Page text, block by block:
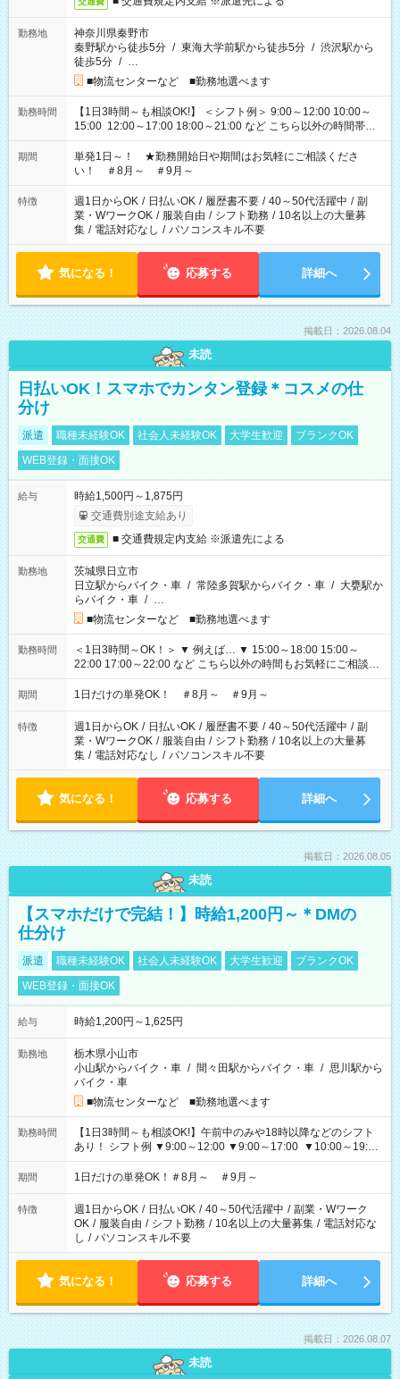
勤務地
神奈川県秦野市
秦野駅から徒歩5分 / 東海大学前駅から徒歩5分 / 渋沢駅から
徒歩5分 / …
■物流センターなど ■勤務地選べます
勤務時間
【1日3時間～も相談OK!】 ＜シフト例＞ 9:00～12:00 10:00～
15:00 12:00～17:00 18:00～21:00 など こちら以外の時間帯も
お気軽にご相談ください！
期間
単発1日～！ ★勤務開始日や期間はお気軽にご相談くださ
い！ ＃8月～ ＃9月～
特徴 週1日からOK / 日払いOK / 履歴書不要 / 40～50代活躍中 / 副
業・WワークOK / 服装自由 / シフト勤務 / 10名以上の大量募
集 / 電話対応なし / パソコンスキル不要
気になる！ 応募する 詳細へ
掲載日：2026.08.04
未読
日払いOK！スマホでカンタン登録＊コスメの仕
分け
派遣 職種未経験OK 社会人未経験OK 大学生歓迎
ブランクOK
WEB登録・面接OK
給与
時給1,500円～1,875円
交通費別途支給あり
交通費 ■ 交通費規定内支給 ※派遣先による
勤務地
茨城県日立市
日立駅からバイク・車 / 常陸多賀駅からバイク・車 / 大甕駅か
らバイク・車 / …
■物流センターなど ■勤務地選べます
勤務時間
＜1日3時間～OK！＞ ▼ 例えば… ▼ 15:00～18:00 15:00～
22:00 17:00～22:00 など こちら以外の時間もお気軽にご相談く
ださい！
期間 1日だけの単発OK！ ＃8月～ ＃9月～
特徴 週1日からOK / 日払いOK / 履歴書不要 / 40～50代活躍中 / 副
業・WワークOK / 服装自由 / シフト勤務 / 10名以上の大量募
集 / 電話対応なし / パソコンスキル不要
気になる！ 応募する 詳細へ
掲載日：2026.08.05
未読
【スマホだけで完結！】時給1,200円～＊DMの
仕分け
派遣 職種未経験OK 社会人未経験OK 大学生歓迎
ブランクOK
WEB登録・面接OK
給与 時給1,200円～1,625円
勤務地
栃木県小山市
小山駅からバイク・車 / 間々田駅からバイク・車 / 思川駅から
バイク・車
■物流センターなど ■勤務地選べます
勤務時間
【1日3時間～も相談OK!】午前中のみや18時以降などのシフト
あり！ シフト例 ▼9:00～12:00 ▼9:00～17:00 ▼10:00～19:00
▼18:00～21:00
期間 1日だけの単発OK！＃8月～ ＃9月～
特徴 週1日からOK / 日払いOK / 40～50代活躍中 / 副業・Wワーク
OK / 服装自由 / シフト勤務 / 10名以上の大量募集 / 電話対応な
し / パソコンスキル不要
気になる！ 応募する 詳細へ
掲載日：2026.08.07
未読